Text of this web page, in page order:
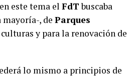
este tema el FdTbuscaba
, de Parques
y para la renovación de
lo mismo a principios de